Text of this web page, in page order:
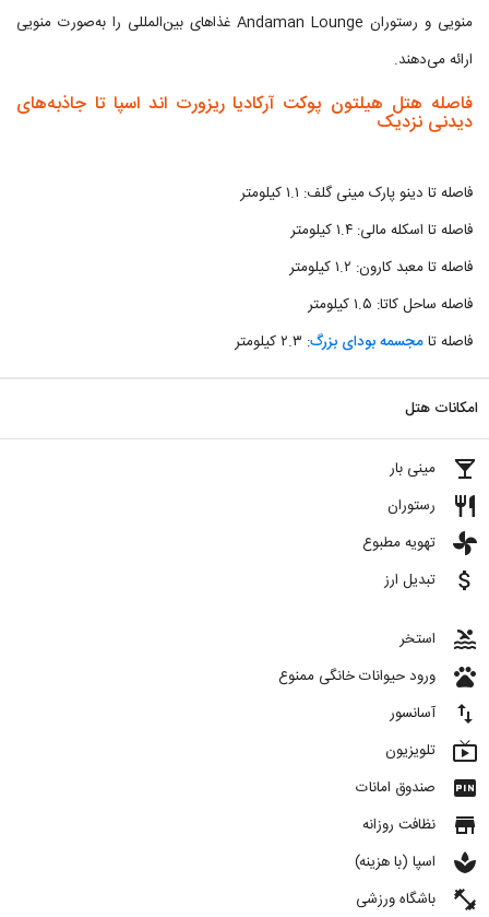
منویی و رستوران Andaman Lounge غذاهای بین‌المللی را به‌صورت منویی
ارائه می‌دهند.
فاصله هتل هیلتون پوکت آرکادیا ریزورت اند اسپا تا جاذبه‌های
دیدنی نزدیک
فاصله تا دینو پارک مینی گلف: ۱.۱ کیلومتر
فاصله تا اسکله مالی: ۱.۴ کیلومتر
فاصله تا معبد کارون: ۱.۲ کیلومتر
فاصله ساحل کاتا: ۱.۵ کیلومتر
فاصله تامجسمه بودای بزرگ: ۲.۳ کیلومتر
امکانات هتل
local_bar مینی بار
restaurant رستوران
toys تهویه مطبوع
attach_money تبدیل ارز
pool استخر
pets ورود حیوانات خانگی ممنوع
import_export آسانسور
live_tv تلویزیون
fiber_pin صندوق امانات
store نظافت روزانه
spa اسپا (با هزینه)
fitness_center باشگاه ورزشی